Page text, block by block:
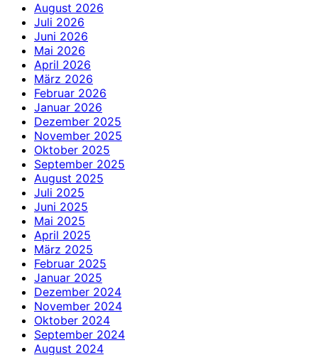
August 2026
Juli 2026
Juni 2026
Mai 2026
April 2026
März 2026
Februar 2026
Januar 2026
Dezember 2025
November 2025
Oktober 2025
September 2025
August 2025
Juli 2025
Juni 2025
Mai 2025
April 2025
März 2025
Februar 2025
Januar 2025
Dezember 2024
November 2024
Oktober 2024
September 2024
August 2024